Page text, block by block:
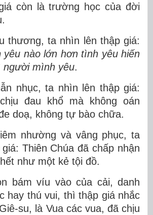
còn làtrường học của đời
.
thương, ta nhìn lên thập giá:
yêu nào lớn hơn tình yêu hiến
người mình yêu.
nhục, ta nhìn lên thập giá:
đau khổ mà không oán
doạ, không tự bào chữa.
nhường và vâng phục, ta
Thiên Chúa đã chấp nhận
như một kẻ tội đồ.
bám víu vào của cải, danh
hay thú vui, thì thập giá nhắc
su, là Vua các vua, đã chịu